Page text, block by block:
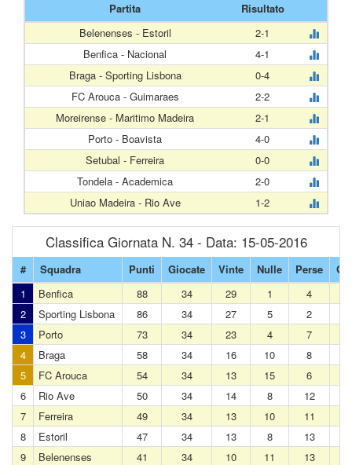
Partita
Risultato
Belenenses - Estoril
2-1
Benfica - Nacional
4-1
Braga - Sporting Lisbona
0-4
FC Arouca - Guimaraes
2-2
Moreirense - Maritimo Madeira
2-1
Porto - Boavista
4-0
Setubal - Ferreira
0-0
Tondela - Academica
2-0
Uniao Madeira - Rio Ave
1-2
Classifica Giornata N. 34 - Data: 15-05-2016
# Squadra Punti Giocate Vinte Nulle Perse
1
Benfica 88 34 29 1 4
2
Sporting Lisbona 86 34 27 5 2
3
Porto 73 34 23 4 7
4
Braga 58 34 16 10 8
5
FC Arouca 54 34 13 15 6
6
Rio Ave 50 34 14 8 12
7
Ferreira 49 34 13 10 11
8
Estoril 47 34 13 8 13
9
Belenenses 41 34 10 11 13